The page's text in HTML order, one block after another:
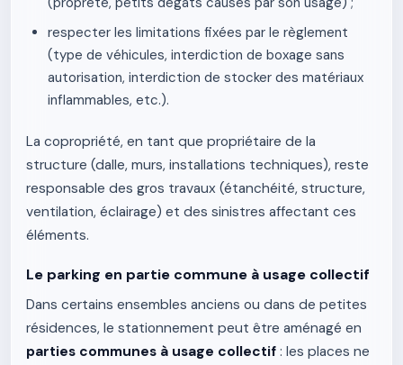
respecter les limitations fixées par le règlement
(type de véhicules, interdiction de boxage sans
autorisation, interdiction de stocker des matériaux
inflammables, etc.).
La copropriété, en tant que propriétaire de la
structure (dalle, murs, installations techniques), reste
responsable des gros travaux (étanchéité, structure,
ventilation, éclairage) et des sinistres affectant ces
éléments.
Le parking en partie commune à usage collectif
Dans certains ensembles anciens ou dans de petites
résidences, le stationnement peut être aménagé en
parties communes à usage collectif : les places ne